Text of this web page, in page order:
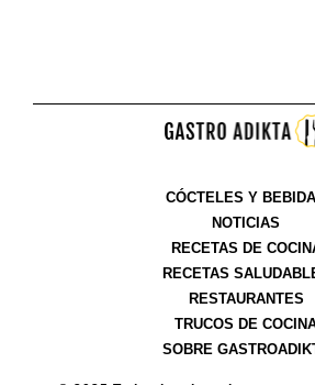
CÓCTELES Y
NOTICIAS
RECETAS DE
RECETAS
RESTAURANTES
TRUCOS DE
SOBRE